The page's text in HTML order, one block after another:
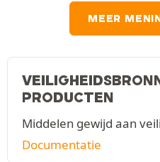
MEER
PRODUCTEN
Middelen gewijd aan
Documentatie